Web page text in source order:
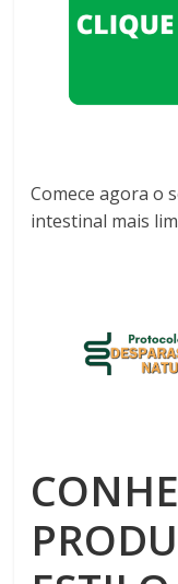
Comece agora o
intestinal mais